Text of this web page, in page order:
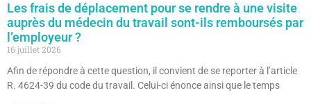
Les frais de déplacement pour se rendre à une visite
auprès du médecin du travail sont-ils remboursés par
l’employeur ?
16 juillet 2026
Afin de répondre à cette question, il convient de se reporter à l’article
R. 4624-39 du code du travail. Celui-ci énonce ainsi que le temps